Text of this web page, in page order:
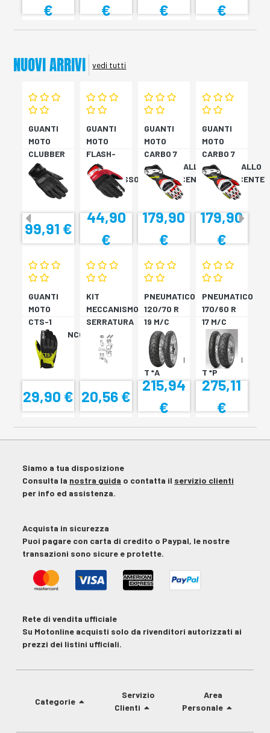
€
€
€
€
NUOVI ARRIVI vedi tutti
GUANTI
MOTO
CLUBBER
GLOVE
NERO
99,91 €
GUANTI
MOTO
FLASH-
KP
NERO/ROSSO
44,90
€
GUANTI
MOTO
CARBO 7
ROSSO/GIALLO
FLUORESCENTE
179,90
€
GUANTI
MOTO
CARBO 7
ROSSO/GIALLO
FLUORESCENTE
179,90
€
GUANTI
MOTO
CTS-1
NERO/BIANCO
29,90 €
KIT
MECCANISMO
SERRATURA
SH33
SH34
20,56 €
PNEUMATICO
120/70 R
19 M/C
60V TL
???
SCORPION
T *A
215,94
€
PNEUMATICO
170/60 R
17 M/C
72V
TL????
SCORPION
T *P
275,11
€
Siamo a tua disposizione
Consulta la nostra guida o contatta il servizio clienti
per info ed assistenza.
Acquista in sicurezza
Puoi pagare con carta di credito o Paypal, le nostre
transazioni sono sicure e protette.
Rete di vendita ufficiale
Su Motonline acquisti solo da rivenditori autorizzati ai
prezzi dei listini ufficiali.
Categorie
Servizio
Clienti
Area
Personale